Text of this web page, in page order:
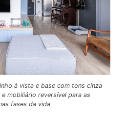
à vista e base com tons cinza
mobiliário reversível para as
fases da vida